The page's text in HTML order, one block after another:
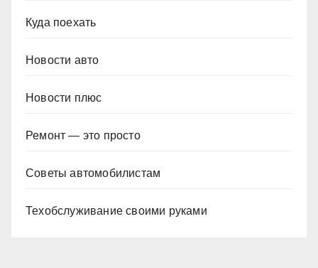
Куда поехать
Новости авто
Новости плюс
Ремонт — это просто
Советы автомобилистам
Техобслуживание своими руками